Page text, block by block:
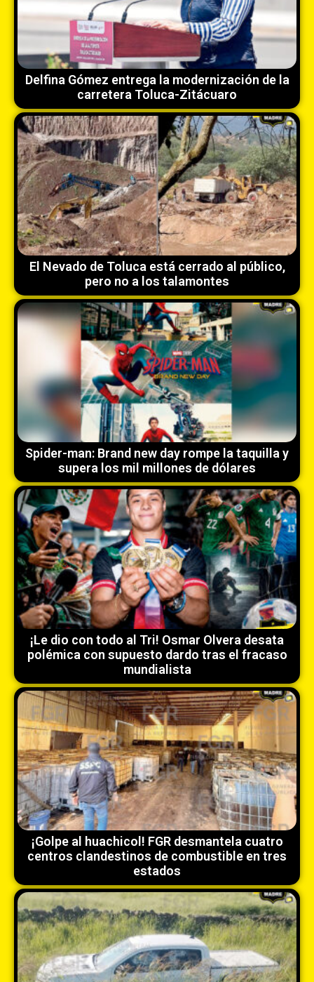
Delfina Gómez entrega la modernización de la
carretera Toluca-Zitácuaro
El Nevado de Toluca está cerrado al público,
pero no a los talamontes
Spider-man: Brand new day rompe la taquilla y
supera los mil millones de dólares
¡Le dio con todo al Tri! Osmar Olvera desata
polémica con supuesto dardo tras el fracaso
mundialista
¡Golpe al huachicol! FGR desmantela cuatro
centros clandestinos de combustible en tres
estados